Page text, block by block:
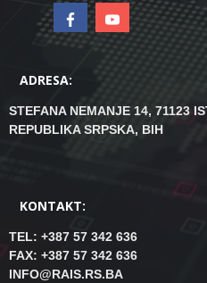
ADRESA:
STEFANA NEMANJE 14, 71123
REPUBLIKA SRPSKA, BIH
KONTAKT:
TEL: +387 57 342 636
FAX: +387 57 342 636
INFO@RAIS.RS.BA